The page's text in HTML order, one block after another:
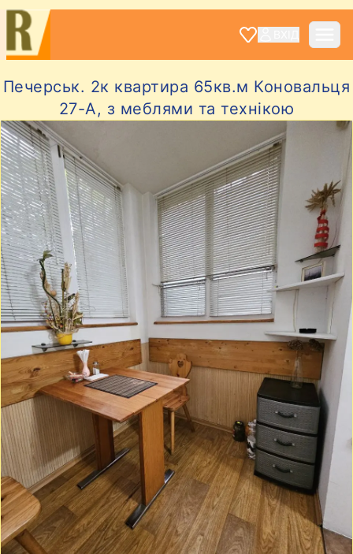
Печерськ. 2к квартира 65кв.м Коновальця
27-А, з меблями та технікою